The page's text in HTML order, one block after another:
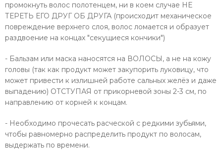
промокнуть волос полотенцем, ни в коем случае НЕ
ТЕРЕТЬ ЕГО ДРУГ ОБ ДРУГА (происходит механическое
повреждение верхнего слоя, волос ломается и образует
раздвоение на концах "секущиеся кончики")
- Бальзам или маска наносятся на ВОЛОСЫ, а не на кожу
головы (так как продукт может закупорить луковицу, что
может привести к излишней работе сальных желёз и даже
выпадению) ОТСТУПАЯ от прикорневой зоны 2-3 см, по
направлению от корней к концам.
- Необходимо прочесать расческой с редкими зубьями,
чтобы равномерно распределить продукт по волосам,
выдержать по времени.